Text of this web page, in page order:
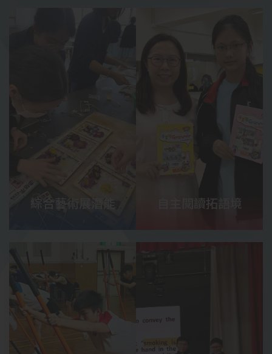
綜合藝術展潛能 自主閱讀拓語境